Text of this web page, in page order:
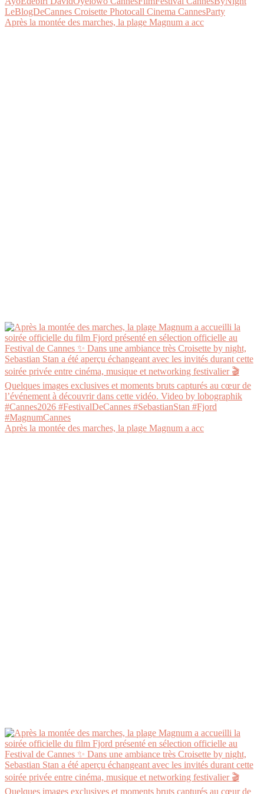
Après la montée des marches, la plage Magnum a acc
Après la montée des marches, la plage Magnum a acc